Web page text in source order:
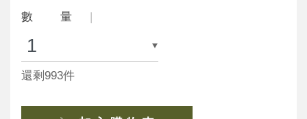
數 量
還剩993件